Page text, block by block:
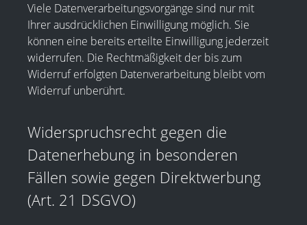
Viele Datenverarbeitungsvorgänge sind nur mit
Ihrer ausdrücklichen Einwilligung möglich. Sie
können eine bereits erteilte Einwilligung jederzeit
widerrufen. Die Rechtmäßigkeit der bis zum
Widerruf erfolgten Datenverarbeitung bleibt vom
Widerruf unberührt.
Widerspruchsrecht gegen die
Datenerhebung in besonderen
Fällen sowie gegen Direktwerbung
(Art. 21 DSGVO)